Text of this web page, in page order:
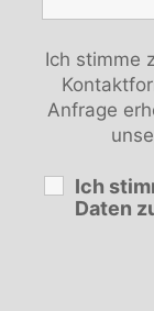
Ich stimme
Anfrage
Ich
Daten